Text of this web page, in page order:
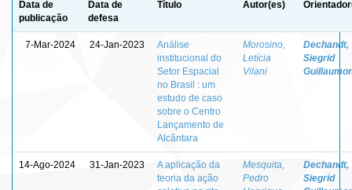
Data de
publicação
Data de
defesa
Título Autor(es)
7-Mar-2024 24-Jan-2023
Análise
institucional do
Setor Espacial
no Brasil : um
estudo de caso
sobre o Centro
Lançamento de
Alcântara
Morosino,
Letícia
Vilani
Dechandt,
Siegrid
14-Ago-2024 31-Jan-2023
A aplicação da
teoria da ação
Mesquita,
Pedro
Dechandt,
Siegrid